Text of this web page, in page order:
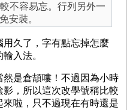
不容易忘。行列另外一
安裝。
久了，字有點忘掉怎麼
入法。
是倉頡嘍！不過因為小時
，所以這次改學號稱比較
啦，只不過現在有時還是